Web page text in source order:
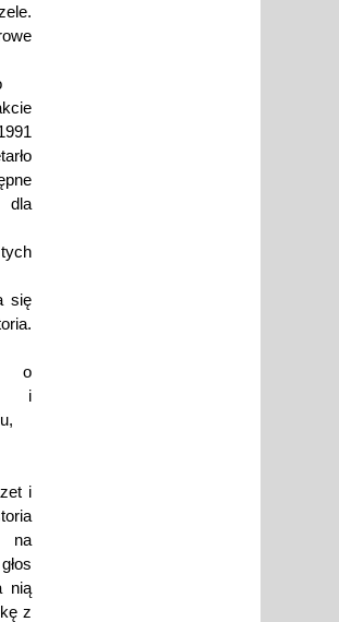
się
o
i
i
na
nią
z